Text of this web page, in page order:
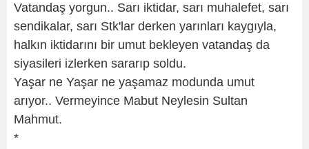
Vatandaş yorgun.. Sarı iktidar, sarı muhalefet, sarı
sendikalar, sarı Stk'lar derken yarınları kaygıyla,
halkın iktidarını bir umut bekleyen vatandaş da
siyasileri izlerken sararıp soldu.
Yaşar ne Yaşar ne yaşamaz modunda umut
arıyor.. Vermeyince Mabut Neylesin Sultan
Mahmut.
*